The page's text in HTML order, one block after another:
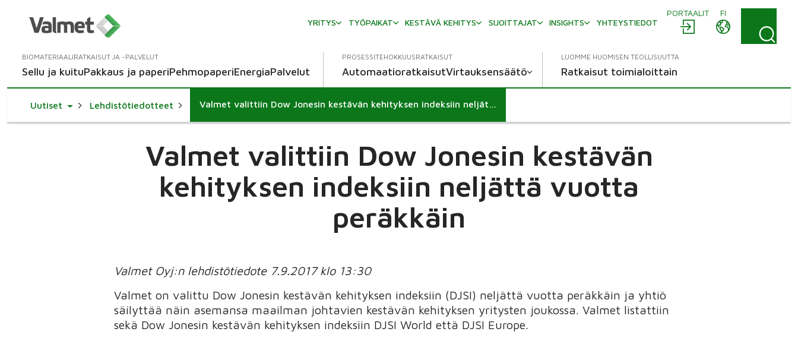
PORTAALIT
FI
YRITYS
TYÖPAIKAT KESTÄVÄ KEHITYS SIJOITTAJAT INSIGHTS YHTEYSTIEDOT
BIOMATERIAALIRATKAISUT JA -PALVELUT
Sellu ja kuituPakkaus ja paperiPehmopaperiEnergiaPalvelut
PROSESSITEHOKKUUSRATKAISUT
AutomaatioratkaisutVirtauksensäätö
LUOMME HUOMISEN TEOLLISUUTTA
Ratkaisut toimialoittain
Uutiset Toggle Dropdown
Lehdistötiedotteet Valmet valittiin Dow Jonesin kestävän kehityksen indeksiin neljättä vuotta peräkkäin
Valmet valittiin Dow Jonesin kestävän
kehityksen indeksiin neljättä vuotta
peräkkäin
Valmet Oyj:n lehdistötiedote 7.9.2017 klo 13:30
Valmet on valittu Dow Jonesin kestävän kehityksen indeksiin (DJSI) neljättä vuotta peräkkäin ja yhtiö
säilyttää näin asemansa maailman johtavien kestävän kehityksen yritysten joukossa. Valmet listattiin
sekä Dow Jonesin kestävän kehityksen indeksiin DJSI World että DJSI Europe.